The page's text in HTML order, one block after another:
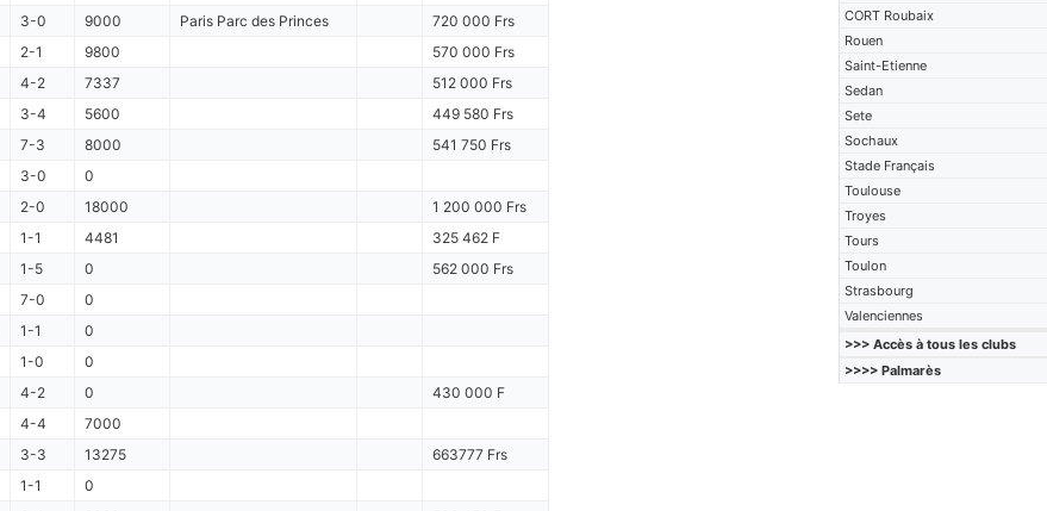
CORT Roubaix
Rouen
Saint-Etienne
Sedan
Sete
Sochaux
Stade Français
Toulouse
Troyes
Tours
Toulon
Strasbourg
Valenciennes
>>> Accès à tous les clubs
>>>> Palmarès
3-0 9000 Paris Parc des Princes
720 000 Frs
2-1 9800
570 000 Frs
4-2 7337
512 000 Frs
3-4 5600
449 580 Frs
7-3 8000
541 750 Frs
3-0
0
2-0 18000
1 200 000 Frs
1-1 4481
325 462 F
1-5 0
562 000 Frs
7-0
0
1-1
0
1-0
0
4-2 0
430 000 F
4-4
7000
3-3 13275
663777 Frs
1-1
0